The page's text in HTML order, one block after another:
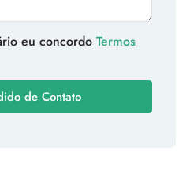
eu concordo Termos
de Contato